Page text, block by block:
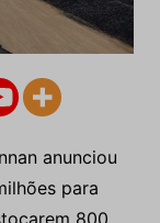
anunciou
para